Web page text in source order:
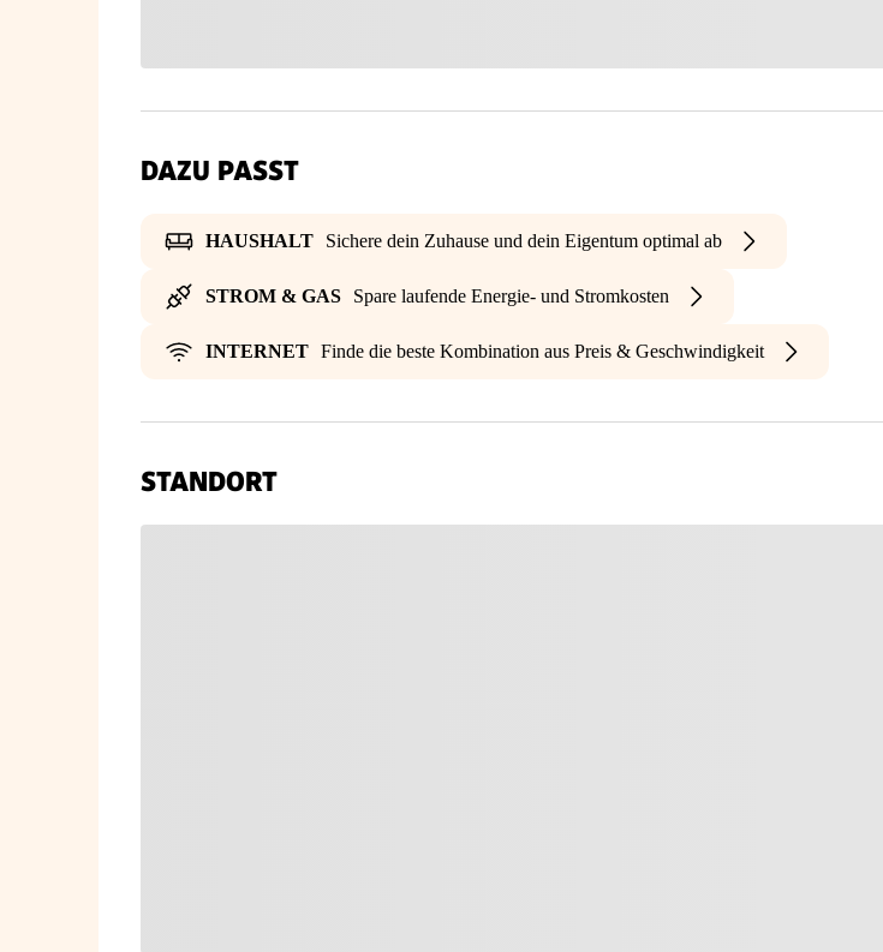
DAZU PASST
HAUSHALT Sichere dein Zuhause und dein Eigentum optimal ab
STROM & GAS Spare laufende Energie- und Stromkosten
INTERNET Finde die beste Kombination aus Preis & Geschwindigkeit
STANDORT